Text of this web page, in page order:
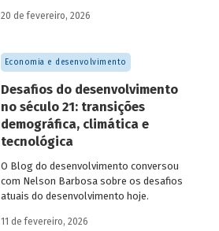
quanto para a história do
Brasil, está o lançamento da publicação
“BNDES Exim: 35 anos de apoio às
20 de fevereiro, 2026
Economia e desenvolvimento
Desafios do desenvolvimento
no século 21: transições
demográfica, climática e
tecnológica
O Blog do desenvolvimento conversou
com Nelson Barbosa sobre os desafios
atuais do desenvolvimento hoje.
11 de fevereiro, 2026